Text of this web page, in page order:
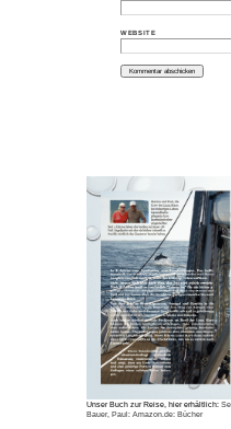
WEBSITE
Unser Buch zur Reise, hier erhältlich:
Bauer, Paul: Amazon.de: Bücher